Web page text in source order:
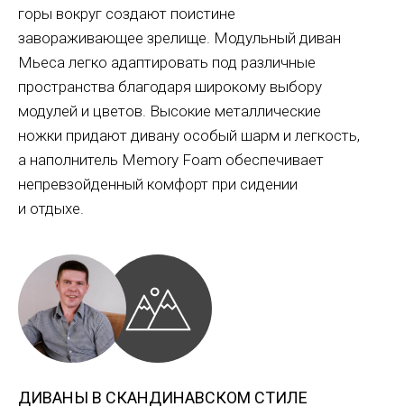
горы вокруг создают поистине
завораживающее зрелище. Модульный диван
Мьеса легко адаптировать под различные
пространства благодаря широкому выбору
модулей и цветов. Высокие металлические
ножки придают дивану особый шарм и легкость,
а наполнитель Memory Foam обеспечивает
непревзойденный комфорт при сидении
и отдыхе.
ДИВАНЫ В СКАНДИНАВСКОМ СТИЛЕ